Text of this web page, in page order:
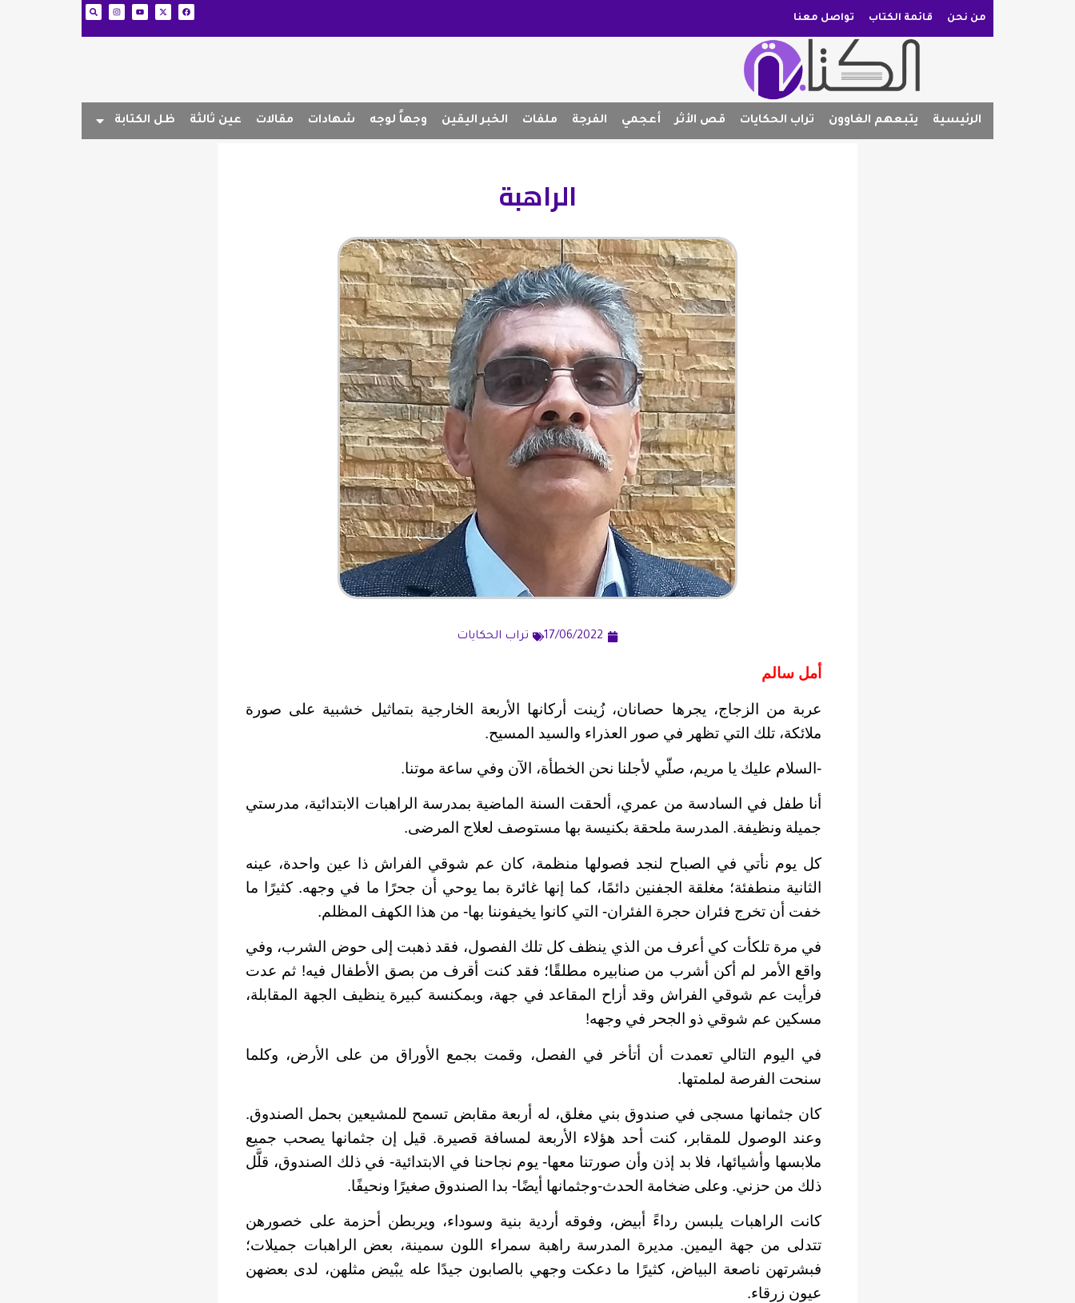
من نحن قائمة الكتاب تواصل معنا
الرئيسية يتبعهم الغاوون تراب الحكايات قص الأثر أعجمي الفرجة ملفات الخبر اليقين وجهاً لوجه شهادات مقالات عين ثالثة ظل الكتابة
الراهبة
17/06/2022 تراب الحكايات
أمل سالم
عربة من الزجاج، يجرها حصانان، زُينت أركانها الأربعة الخارجية بتماثيل خشبية على صورة
ملائكة، تلك التي تظهر في صور العذراء والسيد المسيح.
-السلام عليك يا مريم، صلّي لأجلنا نحن الخطأة، الآن وفي ساعة موتنا.
أنا طفل في السادسة من عمري، ألحقت السنة الماضية بمدرسة الراهبات الابتدائية، مدرستي
جميلة ونظيفة. المدرسة ملحقة بكنيسة بها مستوصف لعلاج المرضى.
كل يوم نأتي في الصباح لنجد فصولها منظمة، كان عم شوقي الفراش ذا عين واحدة، عينه
الثانية منطفئة؛ مغلقة الجفنين دائمًا، كما إنها غائرة بما يوحي أن جحرًا ما في وجهه. كثيرًا ما
خفت أن تخرج فئران حجرة الفئران- التي كانوا يخيفوننا بها- من هذا الكهف المظلم.
في مرة تلكأت كي أعرف من الذي ينظف كل تلك الفصول، فقد ذهبت إلى حوض الشرب، وفي
واقع الأمر لم أكن أشرب من صنابيره مطلقًا؛ فقد كنت أقرف من بصق الأطفال فيه! ثم عدت
فرأيت عم شوقي الفراش وقد أزاح المقاعد في جهة، وبمكنسة كبيرة ينظيف الجهة المقابلة،
مسكين عم شوقي ذو الجحر في وجهه!
في اليوم التالي تعمدت أن أتأخر في الفصل، وقمت بجمع الأوراق من على الأرض، وكلما
سنحت الفرصة لملمتها.
كان جثمانها مسجى في صندوق بني مغلق، له أربعة مقابض تسمح للمشيعين بحمل الصندوق.
وعند الوصول للمقابر، كنت أحد هؤلاء الأربعة لمسافة قصيرة. قيل إن جثمانها يصحب جميع
ملابسها وأشيائها، فلا بد إذن وأن صورتنا معها- يوم نجاحنا في الابتدائية- في ذلك الصندوق، قلَّل
ذلك من حزني. وعلى ضخامة الحدث-وجثمانها أيضًا- بدا الصندوق صغيرًا ونحيفًا.
كانت الراهبات يلبسن رداءً أبيض، وفوقه أردية بنية وسوداء، ويربطن أحزمة على خصورهن
تتدلى من جهة اليمين. مديرة المدرسة راهبة سمراء اللون سمينة، بعض الراهبات جميلات؛
فبشرتهن ناصعة البياض، كثيرًا ما دعكت وجهي بالصابون جيدًا عله يبْيض مثلهن، لدى بعضهن
عيون زرقاء.